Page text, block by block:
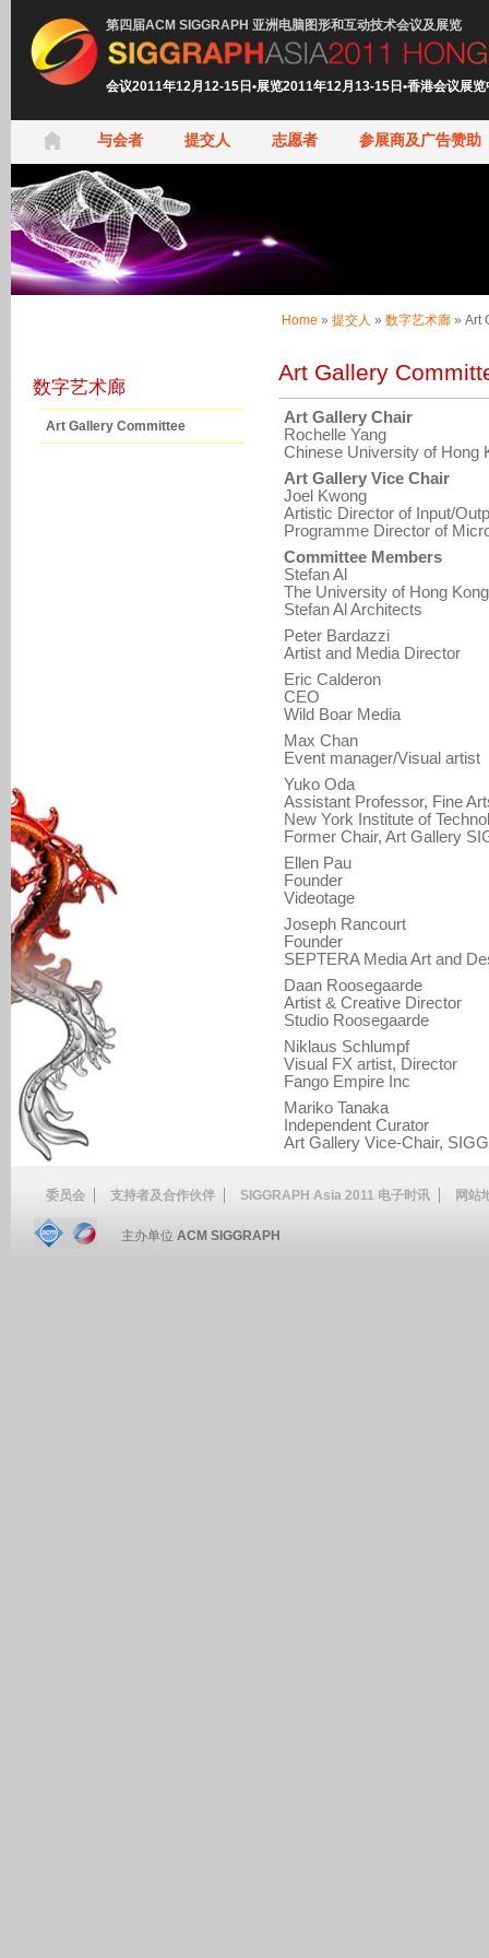
第四届ACM SIGGRAPH 亚洲电脑图形和互动技术会议及展览
会议2011年12月12-15日•展览2011年12月13-15日•香港会议展览
与会者 提交人 志愿者 参展商及广告赞助
Home » 提交人 » 数字艺术廊 » Art
数字艺术廊
Art Gallery Committee
Art Gallery
Art Gallery Chair
Rochelle Yang
Chinese University of Hong
Art Gallery Vice Chair
Joel Kwong
Artistic Director of Input/
Programme Director of
Committee Members
Stefan Al
The University of Hong Kong
Stefan Al Architects
Peter Bardazzi
Artist and Media Director
Eric Calderon
CEO
Wild Boar Media
Max Chan
Event manager/Visual artist
Yuko Oda
Assistant Professor, Fine
New York Institute of
Former Chair, Art Gallery
Ellen Pau
Founder
Videotage
Joseph Rancourt
Founder
SEPTERA Media Art and
Daan Roosegaarde
Artist & Creative Director
Studio Roosegaarde
Niklaus Schlumpf
Visual FX artist, Director
Fango Empire Inc
Mariko Tanaka
Independent Curator
Art Gallery Vice-Chair,
委员会 支持者及合作伙伴 SIGGRAPH Asia 2011 电子时讯 网站
主办单位 ACM SIGGRAPH